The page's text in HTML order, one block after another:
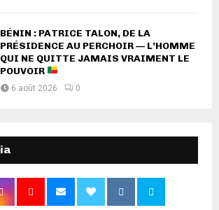
BÉNIN : PATRICE TALON, DE LA
PRÉSIDENCE AU PERCHOIR — L’HOMME
QUI NE QUITTE JAMAIS VRAIMENT LE
POUVOIR
6 août 2026 0